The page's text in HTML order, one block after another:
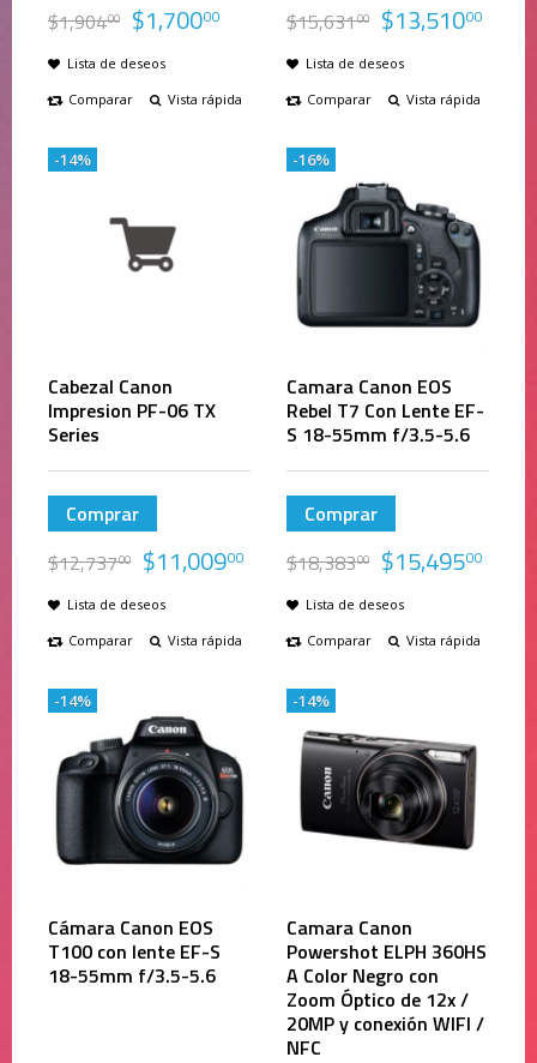
$1,90400 $1,70000
Lista de deseos
Comparar
Vista rápida
$15,63100 $13,51000
Lista de deseos
Comparar
Vista rápida
Cabezal Canon
Impresion PF-06 TX
Series
Comprar
$12,73700 $11,00900
Lista de deseos
Comparar
Vista rápida
-14%
Camara Canon EOS
Rebel T7 Con Lente EF-
S 18-55mm f/3.5-5.6
Comprar
$18,38300 $15,49500
Lista de deseos
Comparar
Vista rápida
-16%
Cámara Canon EOS
T100 con lente EF-S
18-55mm f/3.5-5.6
-14%
Camara Canon
Powershot ELPH 360HS
A Color Negro con
Zoom Óptico de 12x /
20MP y conexión WIFI /
NFC
-14%